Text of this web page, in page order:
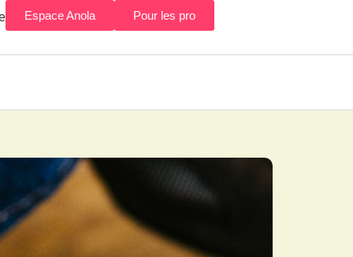
Espace Anola Pour les pro